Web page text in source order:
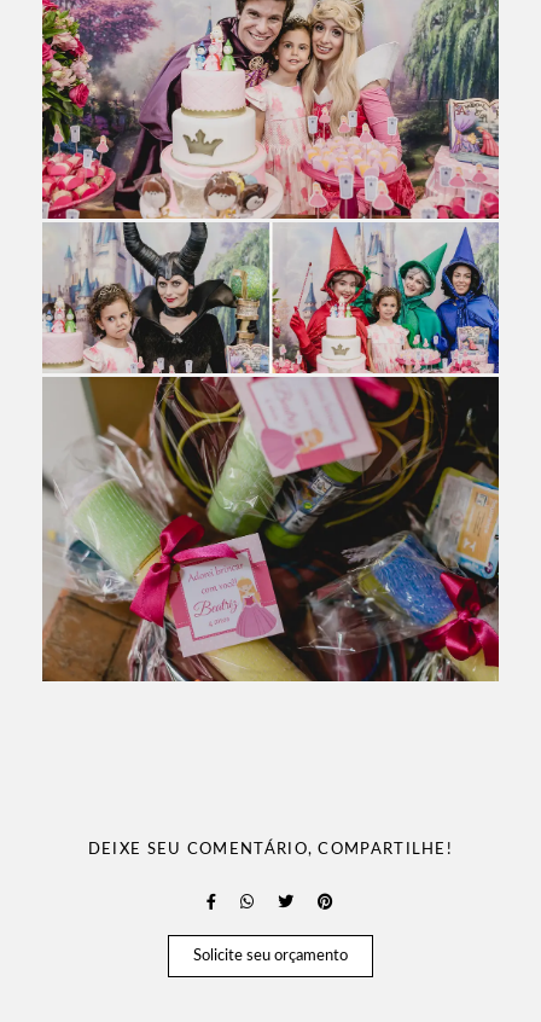
DEIXE SEU COMENTÁRIO, COMPARTILHE!
Solicite seu orçamento